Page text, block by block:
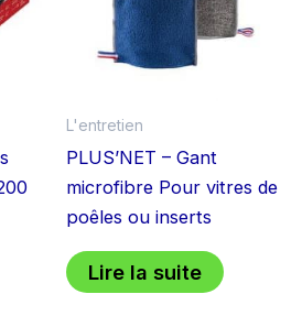
L'entretien
PLUS’NET – Gant
microfibre Pour vitres de
poêles ou inserts
Lire la suite